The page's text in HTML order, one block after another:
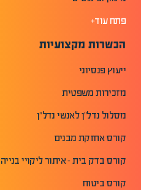
פתח עוד+
הכשרות מקצועיות
ייעוץ פנסיוני
מזכירות משפטית
מסלול נדל"ן לאנשי נדל"ן
קורס אחזקת מבנים
קורס בדק בית - איתור ליקויי בנייה
קורס ביטוח